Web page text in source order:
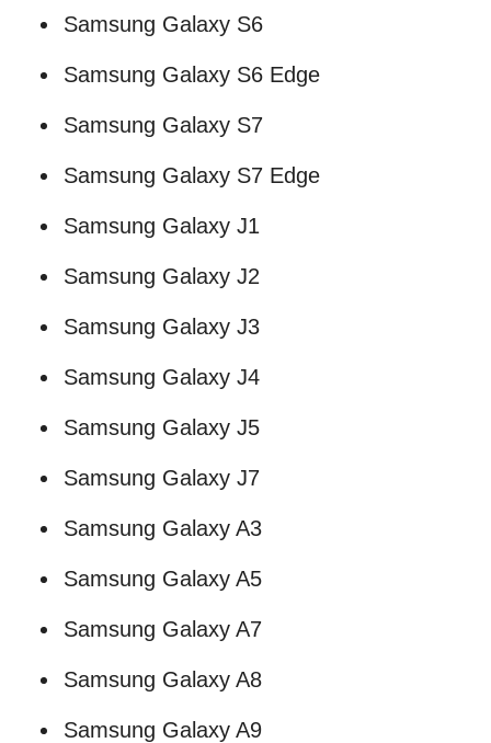
Samsung Galaxy S6
Samsung Galaxy S6 Edge
Samsung Galaxy S7
Samsung Galaxy S7 Edge
Samsung Galaxy J1
Samsung Galaxy J2
Samsung Galaxy J3
Samsung Galaxy J4
Samsung Galaxy J5
Samsung Galaxy J7
Samsung Galaxy A3
Samsung Galaxy A5
Samsung Galaxy A7
Samsung Galaxy A8
Samsung Galaxy A9